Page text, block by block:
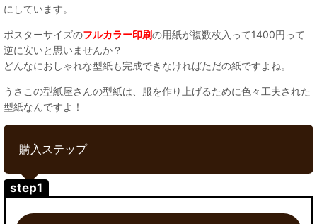
にしています。
ポスターサイズのフルカラー印刷の用紙が複数枚入って1400円って
逆に安いと思いませんか？
どんなにおしゃれな型紙も完成できなければただの紙ですよね。
うさこの型紙屋さんの型紙は、服を作り上げるために色々工夫された
型紙なんですよ！
購入ステップ
step1